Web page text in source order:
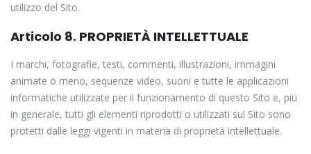
utilizzo del Sito.
Articolo 8. PROPRIETÀ INTELLETTUALE
I marchi, fotografie, testi, commenti, illustrazioni, immagini
animate o meno, sequenze video, suoni e tutte le applicazioni
informatiche utilizzate per il funzionamento di questo Sito e, più
in generale, tutti gli elementi riprodotti o utilizzati sul Sito sono
protetti dalle leggi vigenti in materia di proprietà intellettuale.